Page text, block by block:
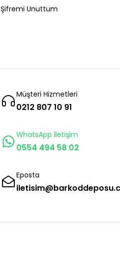
Şifremi Unuttum
Müşteri Hizmetleri
0212 807 10 91
WhatsApp İletişim
0554 494 58 02
Eposta